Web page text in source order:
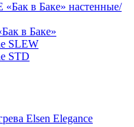
в Баке» настенные/
в Баке»
SLEW
STD
Elsen Elegance